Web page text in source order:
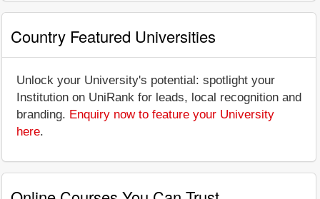
Country Featured Universities
Unlock your University's potential: spotlight your
Institution on UniRank for leads, local recognition and
branding. Enquiry now to feature your University
here.